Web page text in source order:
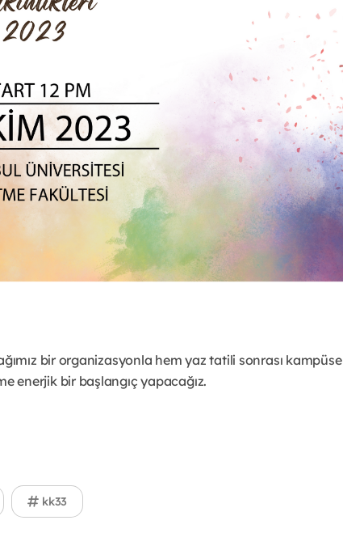
bir organizasyonla hem yaz tatili sonrası kampüse
enerjik bir başlangıç yapacağız.
kk33